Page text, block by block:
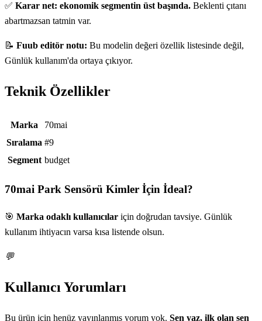
✅ Karar net: ekonomik segmentin üst başında. Beklenti çıtanı
abartmazsan tatmin var.
📝 Fuub editör notu: Bu modelin değeri özellik listesinde değil,
Günlük kullanım'da ortaya çıkıyor.
Teknik Özellikler
Teknik özellikler
Marka
70mai
Sıralama #9
Segment budget
70mai Park Sensörü Kimler İçin İdeal?
🎯 Marka odaklı kullanıcılar için doğrudan tavsiye. Günlük
kullanım ihtiyacın varsa kısa listende olsun.
💬
Kullanıcı Yorumları
Bu ürün için henüz yayınlanmış yorum yok. Sen yaz, ilk olan sen